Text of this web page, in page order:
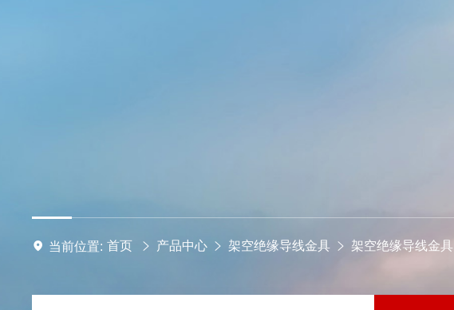
当前位置: 首页 产品中心 架空绝缘导线金具 架空绝缘导线金具